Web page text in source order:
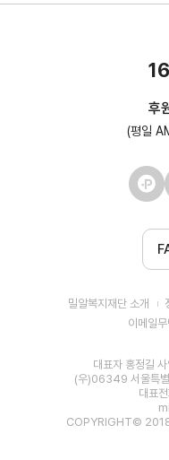
후
(평일
밀알복지재단 소개
이메일
대표자 홍정길
(우)06349 서울특
대표
COPYRIGHT©